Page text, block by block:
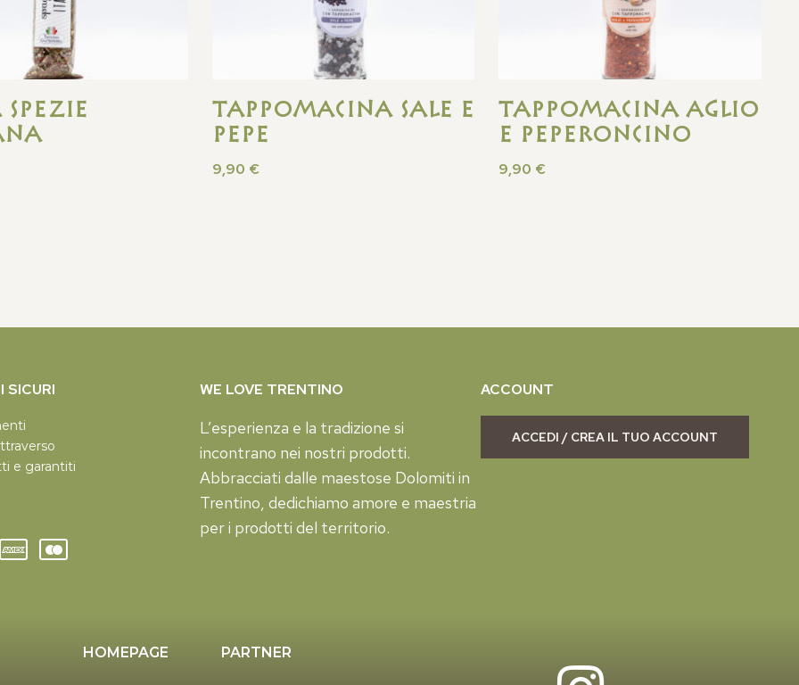
Tappomacina sale e
pepe
9,90 €
Tappomacina Aglio
e Peperoncino
9,90 €
SICURI
e garantiti
WE LOVE TRENTINO
L’esperienza e la tradizione si
incontrano nei nostri prodotti.
Abbracciati dalle maestose Dolomiti in
Trentino, dedichiamo amore e maestria
per i prodotti del territorio.
ACCOUNT
ACCEDI / CREA IL TUO ACCOUNT
HOMEPAGE PARTNER